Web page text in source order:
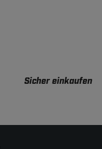
Sicher einkaufen